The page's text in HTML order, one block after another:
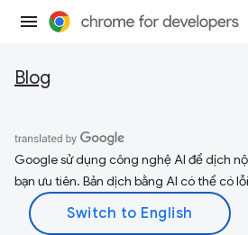
Blog
Google sử dụng công nghệ AI để dịch
bạn ưu tiên. Bản dịch bằng AI có thể có